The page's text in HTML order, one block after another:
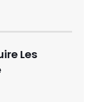
Les